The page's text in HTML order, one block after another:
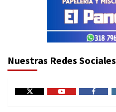
Nuestras Redes Sociales